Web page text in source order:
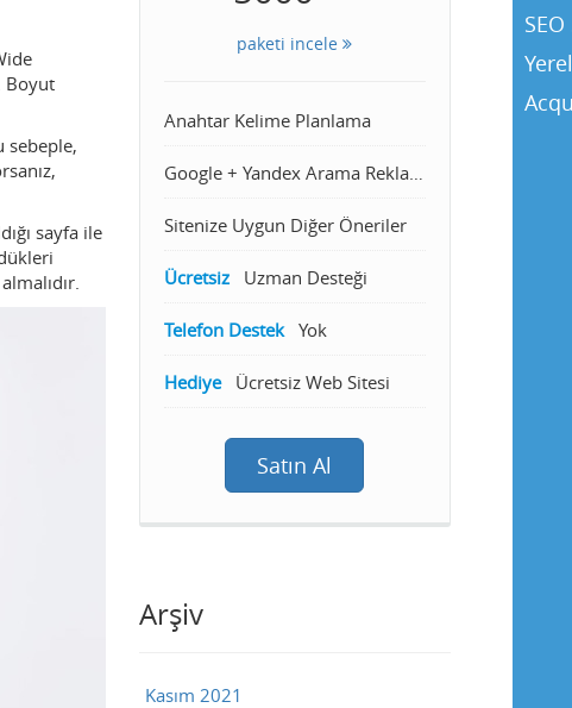
Boyut
sebeple,
sayfa ile
paketi incele
Anahtar Kelime Planlama
Google + Yandex Arama Reklamcılığı
Sitenize Uygun Diğer Öneriler
Ücretsiz Uzman Desteği
Telefon Destek Yok
Hediye Ücretsiz Web Sitesi
Satın Al
Arşiv
Kasım 2021